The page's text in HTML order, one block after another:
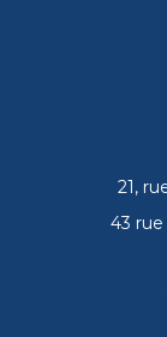
21,
43